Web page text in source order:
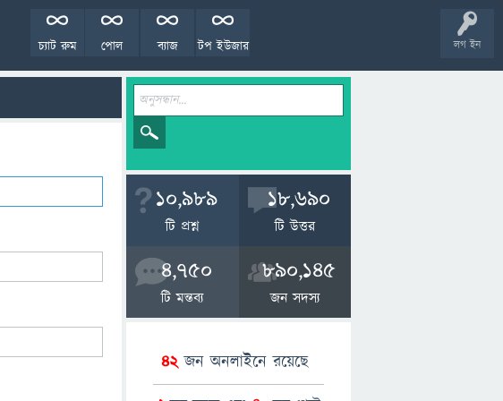
লগ ইন
টপ ইউজার
ব্যাজ
পোল
চ্যাট রুম
10,989
টি প্রশ্ন
18,690
টি উত্তর
4,750
টি মন্তব্য
890,145
জন সদস্য
42জন অনলাইনে রয়েছে